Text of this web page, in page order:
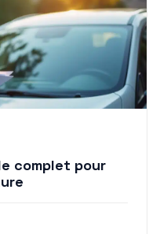
complet pour